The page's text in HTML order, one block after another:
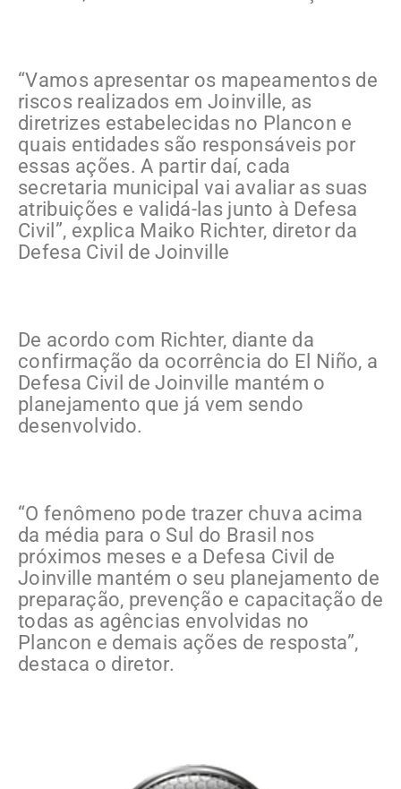
“Vamos apresentar os mapeamentos de
riscos realizados em Joinville, as
diretrizes estabelecidas no Plancon e
quais entidades são responsáveis por
essas ações. A partir daí, cada
secretaria municipal vai avaliar as suas
atribuições e validá-las junto à Defesa
Civil”, explica Maiko Richter, diretor da
Defesa Civil de Joinville
De acordo com Richter, diante da
confirmação da ocorrência do El Niño, a
Defesa Civil de Joinville mantém o
planejamento que já vem sendo
desenvolvido.
“O fenômeno pode trazer chuva acima
da média para o Sul do Brasil nos
próximos meses e a Defesa Civil de
Joinville mantém o seu planejamento de
preparação, prevenção e capacitação de
todas as agências envolvidas no
Plancon e demais ações de resposta”,
destaca o diretor.